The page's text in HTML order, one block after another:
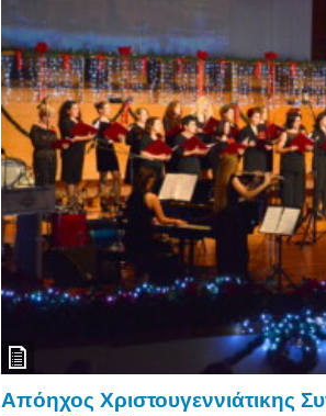
Απόηχος Χριστουγεννιάτικης